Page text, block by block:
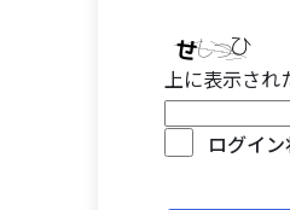
上に表示され
ログイ